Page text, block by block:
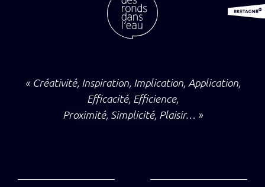
« Créativité, Inspiration, Implication, Application,
Efficacité, Efficience,
Proximité, Simplicité, Plaisir… »